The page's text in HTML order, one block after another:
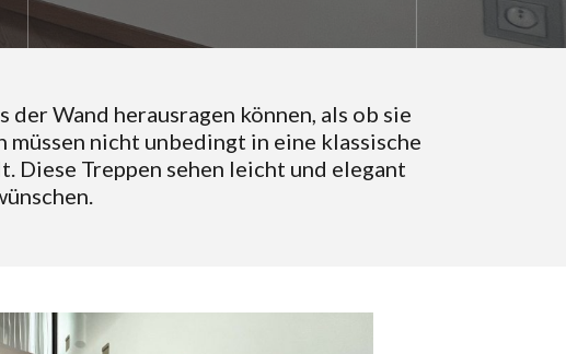
Wand herausragen können, als ob sie
nicht unbedingt in eine klassische
Diese Treppen sehen leicht und elegant